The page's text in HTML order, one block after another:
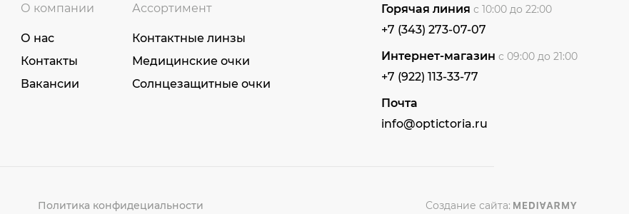
О компании
О нас
Контакты
Вакансии
Ассортимент
Контактные линзы
Медицинские очки
Солнцезащитные очки
Горячая линия с 10:00 до 22:00
+7 (343) 273-07-07
Интернет-магазин с 09:00 до 21:00
+7 (922) 113-33-77
Почта
info@optictoria.ru
Политика конфидециальности Создание сайта: